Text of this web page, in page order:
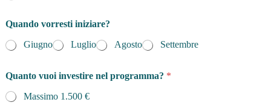
Quando vorresti iniziare?
Giugno
Luglio Agosto Settembre
Quanto vuoi investire nel programma? *
Massimo 1.500 €